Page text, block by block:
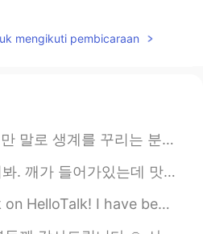
mengikuti pembicaraan
서 스포츠캐스터 등등 지금 아빠랑 경기 보고 있는데 한국 스포츠캐스터의 나레이션으로 듣고 있다가...
러. 언니: 그럼 내가 먹는다. 아빠 깨가 뭐야? 아빠: 깨가 sesame지. 언니: 아니~ 스페...
gardening a lot lately. What have you been up to dur...